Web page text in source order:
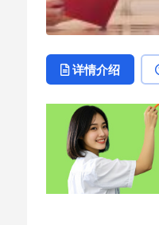
详情介绍